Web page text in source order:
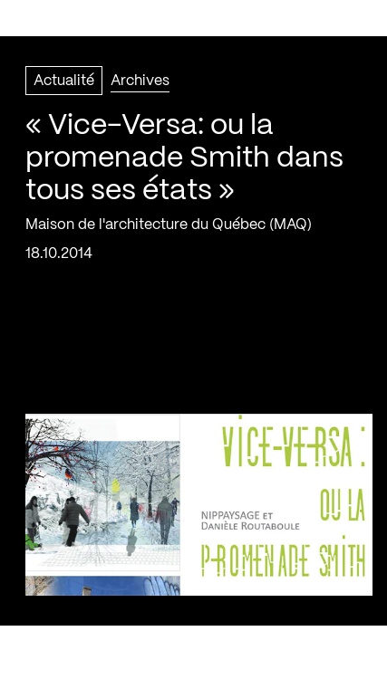
Actualité Archives
« Vice-Versa: ou la
promenade Smith dans
tous ses états »
Maison de l'architecture du Québec (MAQ)
18.10.2014